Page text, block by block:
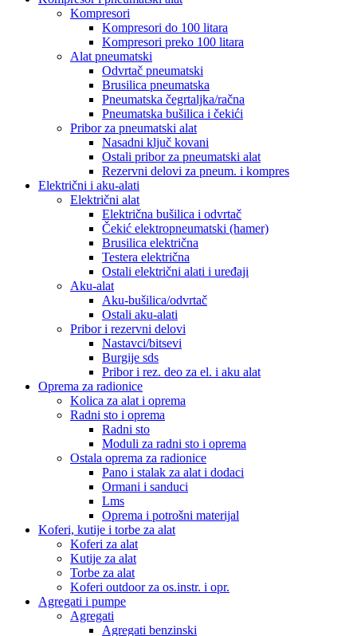
Kompresori
Kompresori do 100 litara
Kompresori preko 100 litara
Alat pneumatski
Odvrtač pneumatski
Brusilica pneumatska
Pneumatska čegrtaljka/račna
Pneumatska bušilica i čekići
Pribor za pneumatski alat
Nasadni ključ kovani
Ostali pribor za pneumatski alat
Rezervni delovi za pneum. i kompres
Električni i aku-alati
Električni alat
Električna bušilica i odvrtač
Čekić elektropneumatski (hamer)
Brusilica električna
Testera električna
Ostali električni alati i uređaji
Aku-alat
Aku-bušilica/odvrtač
Ostali aku-alati
Pribor i rezervni delovi
Nastavci/bitsevi
Burgije sds
Pribor i rez. deo za el. i aku alat
Oprema za radionice
Kolica za alat i oprema
Radni sto i oprema
Radni sto
Moduli za radni sto i oprema
Ostala oprema za radionice
Pano i stalak za alat i dodaci
Ormani i sanduci
Lms
Oprema i potrošni materijal
Koferi, kutije i torbe za alat
Koferi za alat
Kutije za alat
Torbe za alat
Koferi outdoor za os.instr. i opr.
Agregati i pumpe
Agregati
Agregati benzinski